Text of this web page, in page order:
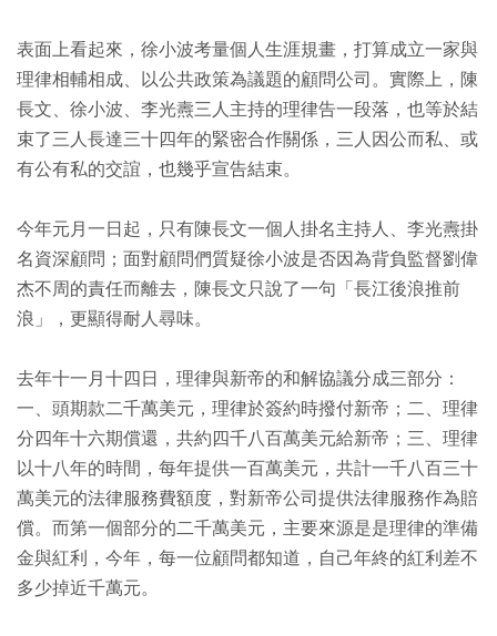
表面上看起來，徐小波考量個人生涯規畫，打算成立一家與
理律相輔相成、以公共政策為議題的顧問公司。實際上，陳
長文、徐小波、李光燾三人主持的理律告一段落，也等於結
束了三人長達三十四年的緊密合作關係，三人因公而私、或
有公有私的交誼，也幾乎宣告結束。
今年元月一日起，只有陳長文一個人掛名主持人、李光燾掛
名資深顧問；面對顧問們質疑徐小波是否因為背負監督劉偉
杰不周的責任而離去，陳長文只說了一句「長江後浪推前
浪」，更顯得耐人尋味。
去年十一月十四日，理律與新帝的和解協議分成三部分：
一、頭期款二千萬美元，理律於簽約時撥付新帝；二、理律
分四年十六期償還，共約四千八百萬美元給新帝；三、理律
以十八年的時間，每年提供一百萬美元，共計一千八百三十
萬美元的法律服務費額度，對新帝公司提供法律服務作為賠
償。而第一個部分的二千萬美元，主要來源是是理律的準備
金與紅利，今年，每一位顧問都知道，自己年終的紅利差不
多少掉近千萬元。